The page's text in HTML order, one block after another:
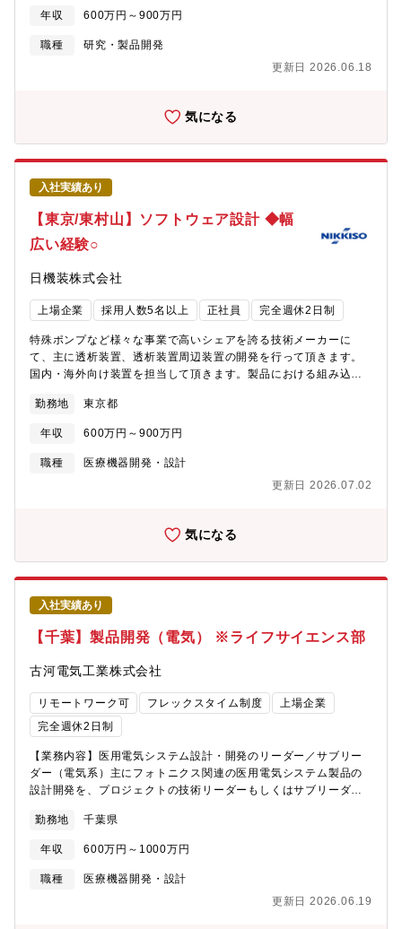
ス、ビジネスカジュアル、カフェテリア）■学会やセミナーは積極
密・航空など他の事業との技術交流があります。【募集背景】若
手エンジニアが増えてきたことによりリーダー層が不足してお
カル開発センター（2023年1月設立）での業務となりますので、
最新の施設・設備で業務いただけます。■配属予定部署：メディカ
ル事業本部■組織構成：約20～30名程度【働き方】■出社メイン、
在宅やフレックスを組み合わせて働くことが可能■残業は20～30
時間程度■転勤：当面無【同社の特徴】「国内初・世界初」の製品
を数多く生み出してきた業界のパイオニア。他社が参入しにくい
難しい製品領域に「あえて」挑戦し、形にした製品を通じ、多く
の特許技術を取得。確実に市場マーケットが伸びていく中で絶対
的なシェア地位を獲得し続ける隠れた優良企業。
検討■ユーザーからの評価に基づく効果測定や改善施策の実行【ポ
ジションの魅力】多頻度ではないが新しい透析装置がリリースさ
れる際に担当するディスポーザル製品をどのように仕様を変えて
計する業務ではありませんが、自分で立案できた内容が会社の戦
景】体制強化に伴う募集【組織構成】■勤務地：本社（東京都渋谷
区恵比寿4-20-3恵比寿ガーデンプレイスタワー22F/最寄駅：恵比
寿駅）■配属予定部署：メディカル事業本部【働き方】■在宅勤
務、フレックス活用OK ※入社後3~6か月は社内コミュニケーシ
ョンを重視するために基本出社していただきます。■出張：有（ベ
トナムやタイに行くの可能性あり）【同社の特徴】「国内初・世
界初」の製品を数多く生み出してきた業界のパイオニア。他社が
参入しにくい難しい製品領域に「あえて」挑戦し、形にした製品
を通じ、多くの特許技術を取得。確実に市場マーケットが伸びて
年収 600万円～900万円
職種
研究・製品開発
更新日 2026.06.18
気になる
入社実績あり
【東京/東村山】ソフトウェア設計 ◆幅
広い経験○
日機装株式会社
上場企業 採用人数5名以上 正社員 完全週休2日制
特殊ポンプなど様々な事業で高いシェアを誇る技術メーカーに
て、主に透析装置、透析装置周辺装置の開発を行って頂きます。
国内・海外向け装置を担当して頂きます。製品における組み込み
ーディング・検証・テストまで担って頂きます。【具体的な職務
内容】■センサ、モータ動作のアルゴリズム作成、安全動作の構
築、機能仕様書の作成■C言語を用いて、GUIを含むアプリケーシ
ョン作成、コーディングや検証業務■通信およびセキュリティの要
ェアのソフトウェア設計および検証業務■機械系/電気系のエンジ
＋＋言語※開発環境：Windows※外注はせず社員だけで1機種3～
5名チームとなって設計開発を行い上流から下流まで経験すること
ができます【取り扱い製品】日機装の透析装置は国内シェア50％
を超えており、患者様のライフスタイルに合わせた多様なニーズ
に対応できる製品となります。また海外でも全世界で製品が使わ
れてきております。※透析装置とは患者さんのベッドサイドにあ
る装置で、透析液や血液の流れ、除水量、透析液の温度、抗凝固
薬の注入量などを調節・監視する装置▼透析装置情報（HP参考）
https://webmedical.nikkiso.co.jp/product/dialysis【現在の取り
組み】■医療現場訪問、学会、研修、展示会による医療・医学・医
工学を学び製品開発へ活かす■次世代装置、機能の提案■コンカレ
ントエンジニアリングによる各部との協働■金沢製作所への積極的
な出張による現場理解■特許出願（各自1件提案目標）■設計工数の
低減をQMS有効性を維持しながら実現を目指す（そのための改善
提案）【ポジションの魅力】■患者様・医療従事者への貢献をした
いメンバーが多く、モチベーションが高い組織です。※お医者さ
リも組み込みも携わることができる■若手から提案ができる風土、
で業務ができます。※フリーアドレス、ビジネスカジュアル、カ
他の事業との技術交流があります。■学会やセミナーは積極的に参
加いただけます。■静岡から東京に移転したことで医療機関、研究
勤務地 東京都
年収 600万円～900万円
職種
医療機器開発・設計
更新日 2026.07.02
気になる
入社実績あり
【千葉】製品開発（電気） ※ライフサイエンス部
古河電気工業株式会社
リモートワーク可 フレックスタイム制度
上場企業
完全週休2日制
【業務内容】医用電気システム設計・開発のリーダー／サブリー
ダー（電気系）主にフォトニクス関連の医用電気システム製品の
設計開発を、プロジェクトの技術リーダーもしくはサブリーダー
討・製品の構想設計・プロトタイプの設計・詳細設計・評価・医
療機器QMSに則ったドキュメント作成・システム開発のプロジェ
クト管理【配属予定部署】ソーシャルデザイン統括 ライフサイ
エンス部 開発・製造1課【当課のミッション・業務内容概要】当
医療機器の受託開発製造を提案していくCDMO事業の立上げを行
勤務地 千葉県
年収 600万円～1000万円
職種
医療機器開発・設計
更新日 2026.06.19